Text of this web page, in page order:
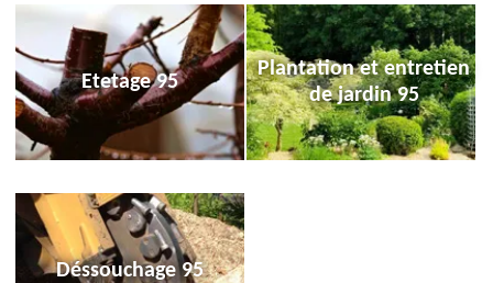
Etetage 95
Plantation et entretien
de jardin 95
Déssouchage 95